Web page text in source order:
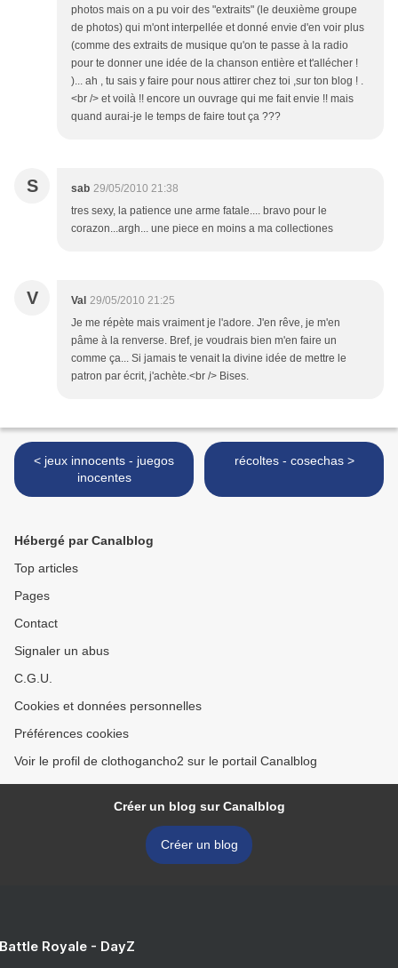
photos mais on a pu voir des "extraits" (le deuxième groupe
de photos) qui m'ont interpellée et donné envie d'en voir plus
(comme des extraits de musique qu'on te passe à la radio
pour te donner une idée de la chanson entière et t'allécher !
)... ah , tu sais y faire pour nous attirer chez toi ,sur ton blog ! .
<br /> et voilà !! encore un ouvrage qui me fait envie !! mais
quand aurai-je le temps de faire tout ça ???
S sab 29/05/2010 21:38
tres sexy, la patience une arme fatale.... bravo pour le
corazon...argh... une piece en moins a ma collectiones
V Val 29/05/2010 21:25
Je me répète mais vraiment je l'adore. J'en rêve, je m'en
pâme à la renverse. Bref, je voudrais bien m'en faire un
comme ça... Si jamais te venait la divine idée de mettre le
patron par écrit, j'achète.<br /> Bises.
< jeux innocents - juegos
inocentes
récoltes - cosechas >
Hébergé par Canalblog
Top articles
Pages
Contact
Signaler un abus
C.G.U.
Cookies et données personnelles
Préférences cookies
Voir le profil de clothogancho2 sur le portail Canalblog
Créer un blog sur Canalblog
Créer un blog
Royale - DayZ